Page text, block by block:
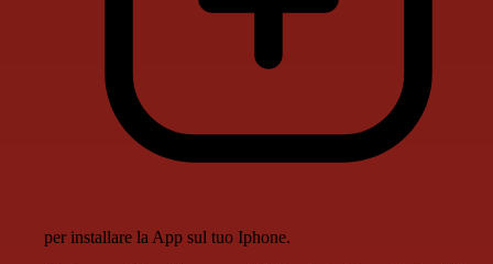
per installare la App sul tuo Iphone.